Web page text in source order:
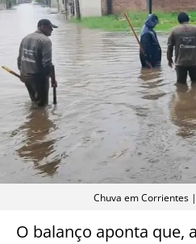
Chuva em Corrientes |
O balanço aponta que,